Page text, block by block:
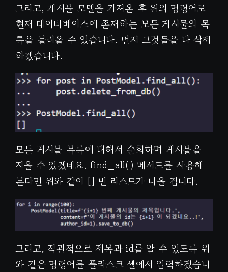
그리고, 게시물 모델을 가져온 후 위의 명령어로
현재 데이터베이스에 존재하는 모든 게시물의 목
록을 불러올 수 있습니다. 먼저 그것들을 다 삭제
하겠습니다.
모든 게시물 목록에 대해서 순회하며 게시물을
지울 수 있겠네요. find_all() 메서드를 사용해
본다면 위와 같이 [] 빈 리스트가 나올 겁니다.
그리고, 직관적으로 제목과 id를 알 수 있도록 위
와 같은 명령어를 플라스크 셸에서 입력하겠습니